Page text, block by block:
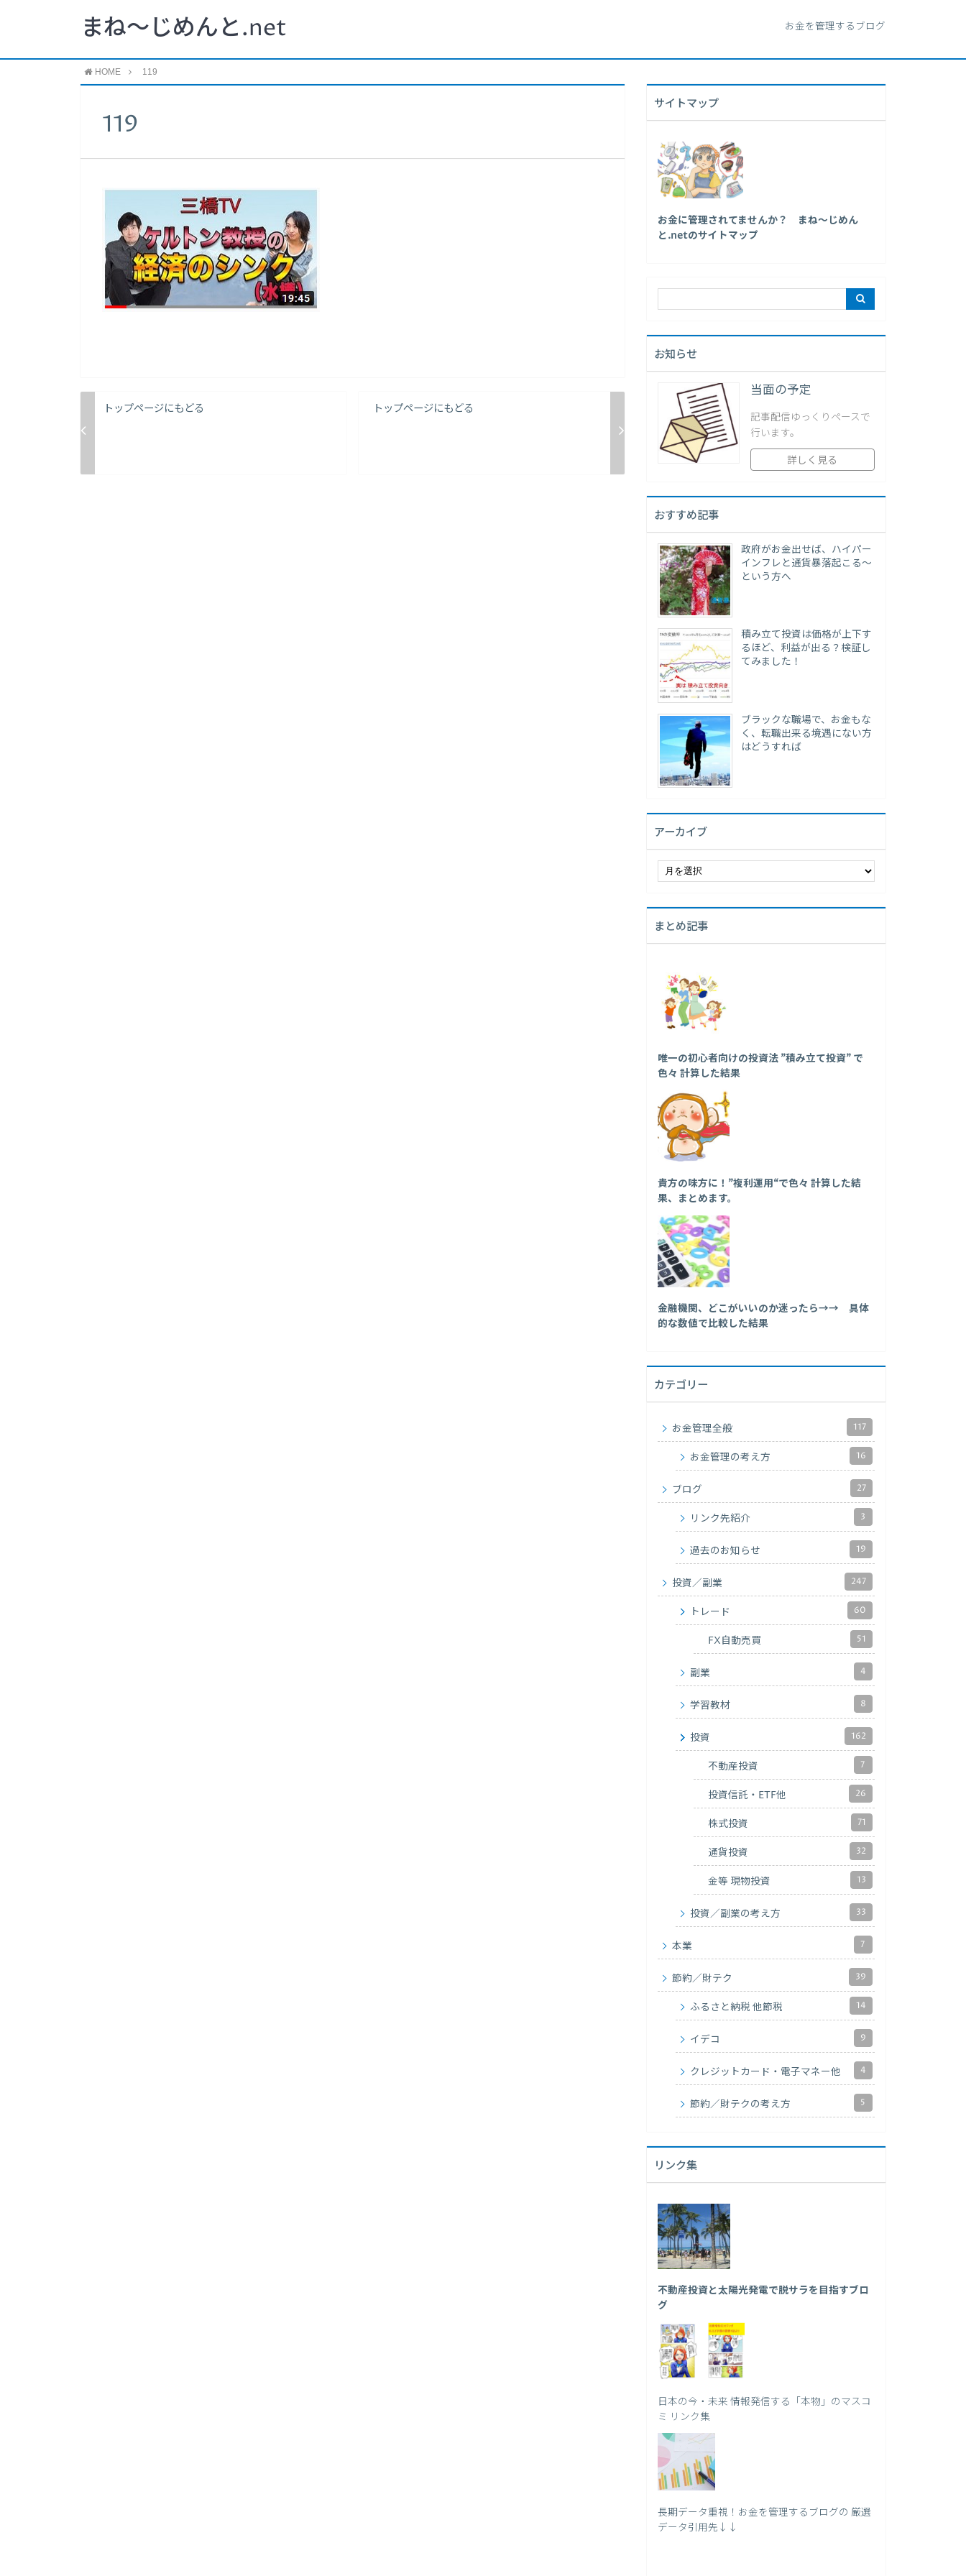
まね～じめんと.net お金を管理するブログ
HOME 119
119
トップページにもどる トップページにもどる
サイトマップ
お金に管理されてませんか？ まね～じめん
と.netのサイトマップ
お知らせ
当面の予定
記事配信ゆっくりペースで
行います。
詳しく見る
おすすめ記事
政府がお金出せば、ハイパー
インフレと通貨暴落起こる～
という方へ
積み立て投資は価格が上下す
るほど、利益が出る？検証し
てみました！
ブラックな職場で、お金もな
く、転職出来る境遇にない方
はどうすれば
アーカイブ
イ
ブまとめ記事
唯一の初心者向けの投資法 ”積み立て投資” で
色々 計算した結果
貴方の味方に！”複利運用“で色々 計算した結
果、まとめます。
金融機関、どこがいいのか迷ったら→→ 具体
的な数値で比較した結果
カテゴリー
お金管理全般 117
お金管理の考え方 16
ブログ 27
リンク先紹介 3
過去のお知らせ 19
投資／副業 247
トレード 60
FX自動売買 51
副業 4
学習教材 8
投資 162
不動産投資 7
投資信託・ETF他 26
株式投資 71
通貨投資 32
金等 現物投資 13
投資／副業の考え方 33
本業 7
節約／財テク 39
ふるさと納税 他節税 14
イデコ 9
クレジットカード・電子マネー他 4
節約／財テクの考え方 5
リンク集
不動産投資と太陽光発電で脱サラを目指すブロ
グ
日本の今・未来 情報発信する「本物」のマスコ
ミ リンク集
長期データ重視！お金を管理するブログの 厳選
データ引用先↓↓